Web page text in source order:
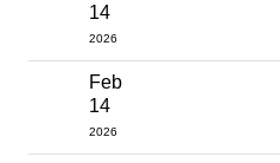
14
2026
Feb
14
2026